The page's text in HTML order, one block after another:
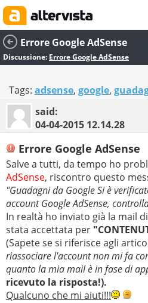
Errore Google AdSense
Discussione: Errore Google AdSense
Tags: adsense, google,
said:
04-04-2015 12.14.28
Errore Google AdSense
Salve a tutti, da tempo ho
AdSense, riscontro questo
"Guadagni da Google Si è
account Google AdSense,
In realtà ho inviato già la mail
stata accettata per
(Sapete se si riferisce agli
riassociare l'account non mi fa
quanto la mia mail è in fase di
ricevuto la risposta!).
Qualcuno che mi aiuti!!!